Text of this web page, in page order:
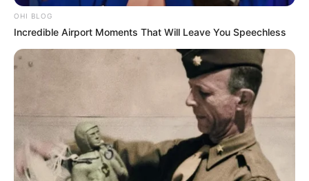
OHI BLOG
Incredible Airport Moments That Will Leave You Speechless